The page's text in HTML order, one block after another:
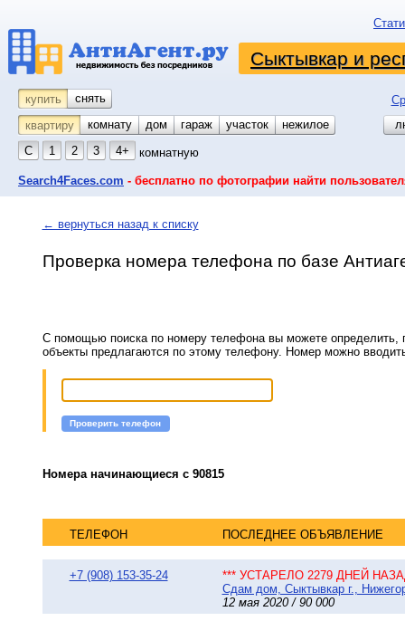
Сыктывкар и
купить снять
квартиру
комнату койко-место
дом гараж участок
нежилое
С
1 2 3 4+ комнатную
Search4Faces.com - бесплатно по фотографии найти
← вернуться назад к списку
Проверка номера телефона по базе
С помощью поиска по номеру телефона вы можете определить,
объекты предлагаются по этому телефону. Номер можно
Проверить телефон
Номера начинающиеся с 90815
ТЕЛЕФОН ПОСЛЕДНЕЕ ОБЪЯВЛЕНИЕ
+7 (908) 153-35-24
*** УСТАРЕЛО 2279 ДНЕЙ
Сдам дом, Сыктывкар г.,
12 мая 2020 / 90 000